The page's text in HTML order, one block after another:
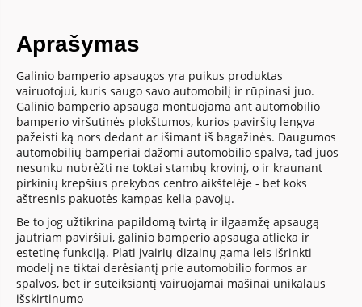
Aprašymas
Galinio bamperio apsaugos yra puikus produktas
vairuotojui, kuris saugo savo automobilį ir rūpinasi juo.
Galinio bamperio apsauga montuojama ant automobilio
bamperio viršutinės plokštumos, kurios paviršių lengva
pažeisti ką nors dedant ar išimant iš bagažinės. Daugumos
automobilių bamperiai dažomi automobilio spalva, tad juos
nesunku nubrėžti ne toktai stambų krovinį, o ir kraunant
pirkinių krepšius prekybos centro aikštelėje - bet koks
aštresnis pakuotės kampas kelia pavojų.
Be to jog užtikrina papildomą tvirtą ir ilgaamžę apsaugą
jautriam paviršiui, galinio bamperio apsauga atlieka ir
estetinę funkciją. Plati įvairių dizainų gama leis išrinkti
modelį ne tiktai derėsiantį prie automobilio formos ar
spalvos, bet ir suteiksiantį vairuojamai mašinai unikalaus
išskirtinumo